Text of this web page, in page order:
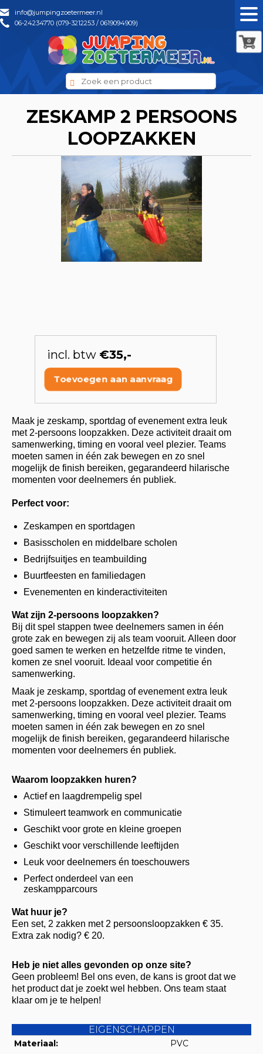
0
info@jumpingzoetermeer.nl
06-24234770 (079-3212253 / 0619094909)
ZESKAMP 2 PERSOONS
LOOPZAKKEN
incl. btw €35,-
Toevoegen aan aanvraag
Maak je zeskamp, sportdag of evenement extra leuk
met 2-persoons loopzakken. Deze activiteit draait om
samenwerking, timing en vooral veel plezier. Teams
moeten samen in één zak bewegen en zo snel
mogelijk de finish bereiken, gegarandeerd hilarische
momenten voor deelnemers én publiek.
Perfect voor:
Zeskampen en sportdagen
Basisscholen en middelbare scholen
Bedrijfsuitjes en teambuilding
Buurtfeesten en familiedagen
Evenementen en kinderactiviteiten
Wat zijn 2-persoons loopzakken?
Bij dit spel stappen twee deelnemers samen in één
grote zak en bewegen zij als team vooruit. Alleen door
goed samen te werken en hetzelfde ritme te vinden,
komen ze snel vooruit. Ideaal voor competitie én
samenwerking.
Maak je zeskamp, sportdag of evenement extra leuk
met 2-persoons loopzakken. Deze activiteit draait om
samenwerking, timing en vooral veel plezier. Teams
moeten samen in één zak bewegen en zo snel
mogelijk de finish bereiken, gegarandeerd hilarische
momenten voor deelnemers én publiek.
Waarom loopzakken huren?
Actief en laagdrempelig spel
Stimuleert teamwork en communicatie
Geschikt voor grote en kleine groepen
Geschikt voor verschillende leeftijden
Leuk voor deelnemers én toeschouwers
Perfect onderdeel van een
zeskampparcours
Wat huur je?
Een set, 2 zakken met 2 persoonsloopzakken € 35.
Extra zak nodig? € 20.
Heb je niet alles gevonden op onze site?
Geen probleem! Bel ons even, de kans is groot dat we
het product dat je zoekt wel hebben. Ons team staat
klaar om je te helpen!
EIGENSCHAPPEN
Materiaal: PVC